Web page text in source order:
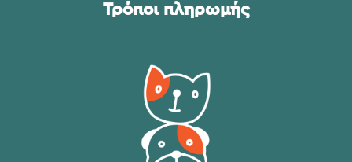
Τρόποι πληρωμής